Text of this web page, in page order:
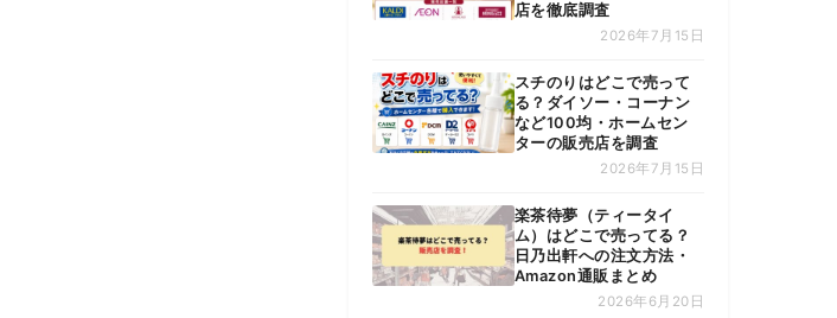
店を徹底調査
2026年7月15日
スチのりはどこで売って
る？ダイソー・コーナン
など100均・ホームセン
ターの販売店を調査
2026年7月15日
楽茶待夢（ティータイ
ム）はどこで売ってる？
日乃出軒への注文方法・
Amazon通販まとめ
2026年6月20日